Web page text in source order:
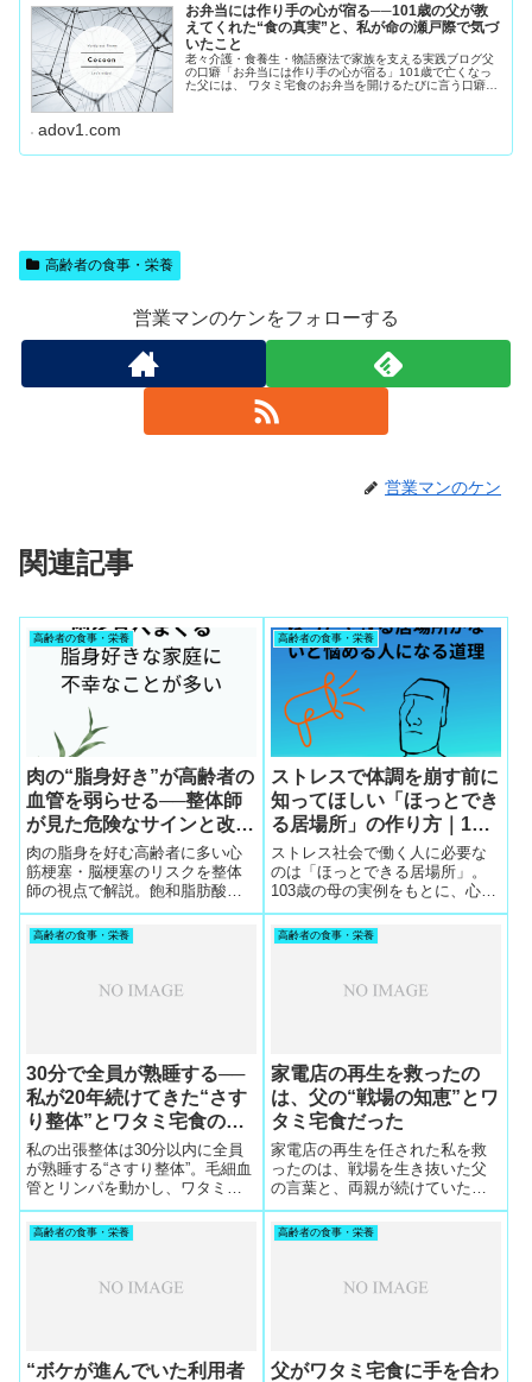
お弁当には作り手の心が宿る──101歳の父が教
えてくれた“食の真実”と、私が命の瀬戸際で気づ
いたこと
老々介護・食養生・物語療法で家族を支える実践ブログ父
の口癖「お弁当には作り手の心が宿る」101歳で亡くなっ
た父には、 ワタミ宅食のお弁当を開けるたびに言う口癖が
adov1.com
高齢者の食事・栄養
営業マンのケンをフォローする
営業マンのケン
関連記事
高齢者の食事・栄養
肉の“脂身好き”が高齢者の
血管を弱らせる──整体師
が見た危険なサインと改善
の分岐点
肉の脂身を好む高齢者に多い心
筋梗塞・脳梗塞のリスクを整体
師の視点で解説。飽和脂肪酸の
危険性、味覚の変化、食習慣改
善の分岐点をわかりやすくまと
めました。
高齢者の食事・栄養
ストレスで体調を崩す前に
知ってほしい「ほっとでき
る居場所」の作り方｜103
歳の母の実例
ストレス社会で働く人に必要な
のは「ほっとできる居場所」。
103歳の母の実例をもとに、心と
体を守る方法、酸素ボックス・
整体・図書館の活用、そして“体
が軽くなる食事”の重要性を解説
高齢者の食事・栄養
30分で全員が熟睡する──
私が20年続けてきた“さす
り整体”とワタミ宅食の黄
金ルール
私の出張整体は30分以内に全員
が熟睡する“さすり整体”。毛細血
管とリンパを動かし、ワタミ宅
食を30分前に食べてもらう黄金
条件で効果が最大化。20年間失
敗ゼロの整体法を紹介します。
高齢者の食事・栄養
家電店の再生を救ったの
は、父の“戦場の知恵”とワ
タミ宅食だった
家電店の再生を任された私を救
ったのは、戦場を生き抜いた父
の言葉と、両親が続けていたワ
タミ宅食でした。高齢者の本当
のニーズと、長寿の秘訣を実話
から解説します。
高齢者の食事・栄養
“ボケが進んでいた利用者
高齢者の食事・栄養
父がワタミ宅食に手を合わ